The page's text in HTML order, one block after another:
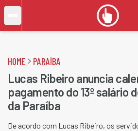
HOME PARAÍBA
Lucas Ribeiro anuncia
pagamento do 13º salário
da Paraíba
De acordo com Lucas Ribeiro, os